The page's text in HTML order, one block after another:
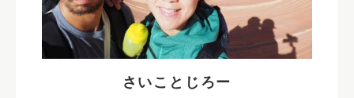
さいことじろー